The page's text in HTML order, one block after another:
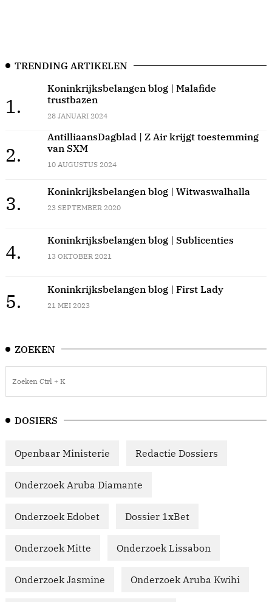
TRENDING ARTIKELEN
1.
Koninkrijksbelangen blog | Malafide
trustbazen
28 JANUARI 2024
2.
AntilliaansDagblad | Z Air krijgt toestemming
van SXM
10 AUGUSTUS 2024
3.
Koninkrijksbelangen blog | Witwaswalhalla
23 SEPTEMBER 2020
4.
Koninkrijksbelangen blog | Sublicenties
13 OKTOBER 2021
5.
Koninkrijksbelangen blog | First Lady
21 MEI 2023
ZOEKEN
DOSIERS
Openbaar Ministerie Redactie Dossiers
Onderzoek Aruba Diamante
Onderzoek Edobet Dossier 1xBet
Onderzoek Mitte Onderzoek Lissabon
Onderzoek Jasmine Onderzoek Aruba Kwihi